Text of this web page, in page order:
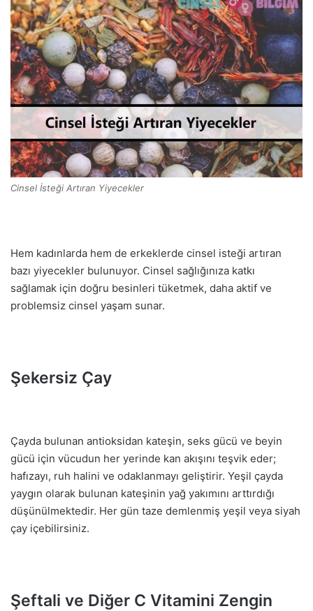
Cinsel İsteği Artıran Yiyecekler
Hem kadınlarda hem de erkeklerde cinsel isteği artıran
bazı yiyecekler bulunuyor. Cinsel sağlığınıza katkı
sağlamak için doğru besinleri tüketmek, daha aktif ve
problemsiz cinsel yaşam sunar.
Şekersiz Çay
Çayda bulunan antioksidan kateşin, seks gücü ve beyin
gücü için vücudun her yerinde kan akışını teşvik eder;
hafızayı, ruh halini ve odaklanmayı geliştirir. Yeşil çayda
yaygın olarak bulunan kateşinin yağ yakımını arttırdığı
düşünülmektedir. Her gün taze demlenmiş yeşil veya siyah
çay içebilirsiniz.
Şeftali ve Diğer C Vitamini Zengin